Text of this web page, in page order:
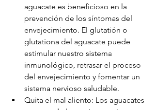
aguacate es beneficioso en la
prevención de los síntomas del
envejecimiento. El glutatión o
glutationa del aguacate puede
estimular nuestro sistema
inmunológico, retrasar el proceso
del envejecimiento y fomentar un
sistema nervioso saludable.
Quita el mal aliento: Los aguacates